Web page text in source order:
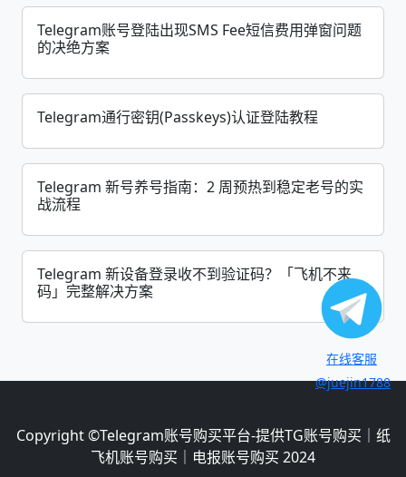
Telegram账号登陆出现SMS Fee短信费用弹窗问题
的决绝方案
Telegram通行密钥(Passkeys)认证登陆教程
Telegram 新号养号指南：2 周预热到稳定老号的实
战流程
Telegram 新设备登录收不到验证码？「飞机不来
码」完整解决方案
在线客服
@juejin1788
Copyright ©Telegram账号购买平台-提供TG账号购买｜纸
飞机账号购买｜电报账号购买 2024